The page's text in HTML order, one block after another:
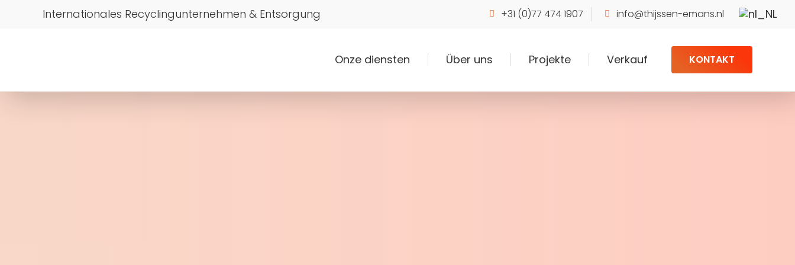
Internationales Recyclingunternehmen & Entsorgung +31 (0)77 474 1907 info@thijssen-emans.nl
Onze diensten Über uns Projekte Verkauf KONTAKT